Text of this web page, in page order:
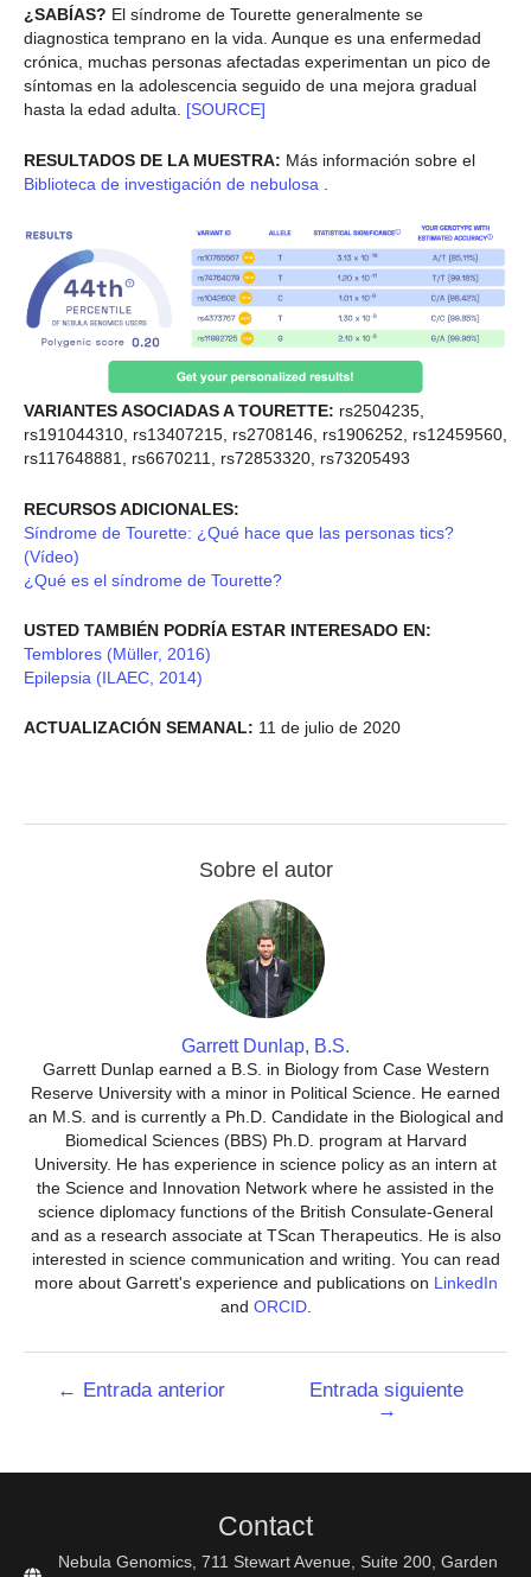
¿SABÍAS? El síndrome de Tourette generalmente se
diagnostica temprano en la vida. Aunque es una enfermedad
crónica, muchas personas afectadas experimentan un pico de
síntomas en la adolescencia seguido de una mejora gradual
hasta la edad adulta. [SOURCE]
RESULTADOS DE LA MUESTRA: Más información sobre el
Biblioteca de investigación de nebulosa
VARIANTES ASOCIADAS A TOURETTE: rs2504235,
rs191044310, rs13407215, rs2708146, rs1906252, rs12459560,
rs117648881, rs6670211, rs72853320, rs73205493
RECURSOS ADICIONALES:
Síndrome de Tourette: ¿Qué hace que las personas tics?
(Vídeo)
¿Qué es el síndrome de Tourette?
USTED TAMBIÉN PODRÍA ESTAR INTERESADO EN:
Temblores (Müller, 2016)
Epilepsia (ILAEC, 2014)
ACTUALIZACIÓN SEMANAL: 11 de julio de 2020
Sobre el autor
Garrett Dunlap, B.S.
Garrett Dunlap earned a B.S. in Biology from Case Western
Reserve University with a minor in Political Science. He earned
an M.S. and is currently a Ph.D. Candidate in the Biological and
Biomedical Sciences (BBS) Ph.D. program at Harvard
University. He has experience in science policy as an intern at
the Science and Innovation Network where he assisted in the
science diplomacy functions of the British Consulate-General
and as a research associate at TScan Therapeutics. He is also
interested in science communication and writing. You can read
more about Garrett's experience and publications on LinkedIn
and ORCID.
Navegación
← Entrada anterior
Entrada siguiente
→
Contact
Nebula Genomics, 711 Stewart Avenue, Suite 200, Garden